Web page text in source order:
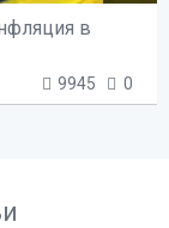
в
9945 0